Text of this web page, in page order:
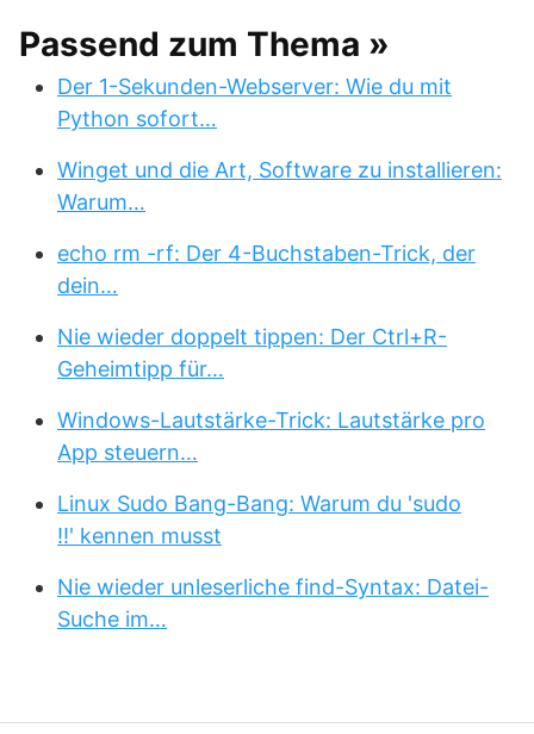
Passend zum Thema »
Der 1-Sekunden-Webserver: Wie du mit
Python sofort…
Winget und die Art, Software zu installieren:
Warum…
echo rm -rf: Der 4-Buchstaben-Trick, der
dein…
Nie wieder doppelt tippen: Der Ctrl+R-
Geheimtipp für…
Windows-Lautstärke-Trick: Lautstärke pro
App steuern…
Linux Sudo Bang-Bang: Warum du 'sudo
!!' kennen musst
Nie wieder unleserliche find-Syntax: Datei-
Suche im…